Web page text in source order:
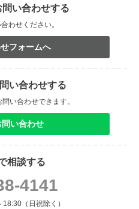
問い合わせする
わせください。
フォームへ
い合わせする
い合わせできます。
い合わせ
相談する
4141
（日祝除く）